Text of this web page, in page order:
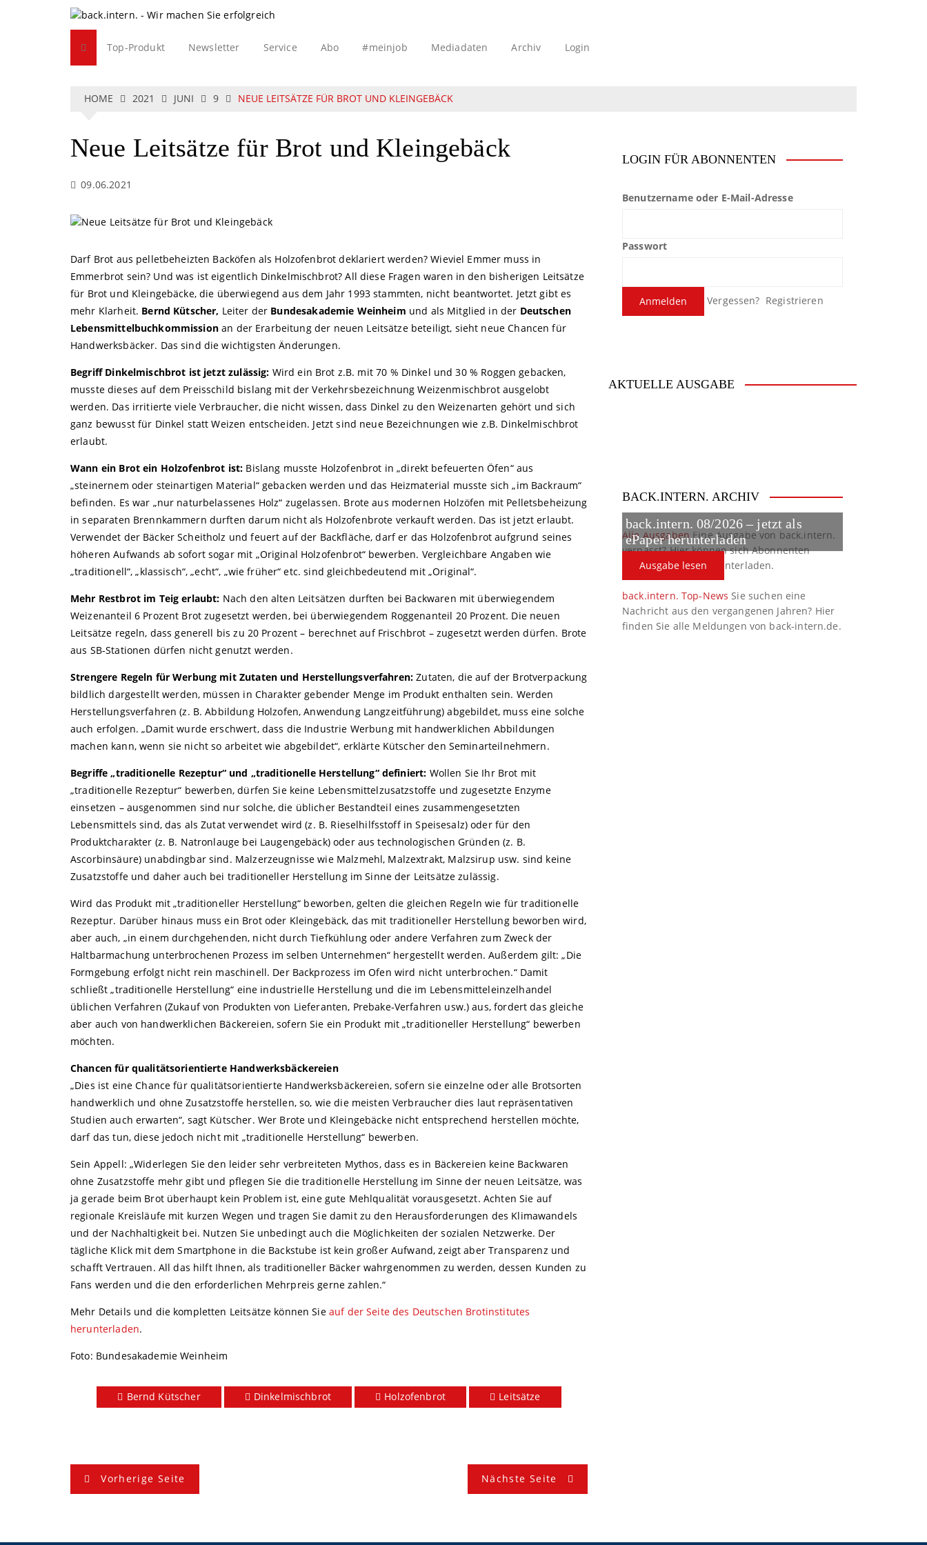
Top-Produkt Newsletter Service Abo #meinjob Mediadaten Archiv Login
HOME 2021 JUNI 9 NEUE LEITSÄTZE FÜR BROT UND KLEINGEBÄCK
Neue Leitsätze für Brot und Kleingebäck
09.06.2021
Darf Brot aus pelletbeheizten Backöfen als Holzofenbrot deklariert werden? Wieviel Emmer muss in
Emmerbrot sein? Und was ist eigentlich Dinkelmischbrot? All diese Fragen waren in den bisherigen Leitsätze
für Brot und Kleingebäcke, die überwiegend aus dem Jahr 1993 stammten, nicht beantwortet. Jetzt gibt es
mehr Klarheit. Bernd Kütscher, Leiter der Bundesakademie Weinheim und als Mitglied in der Deutschen
Lebensmittelbuch­kommissionan der Erarbeitung der neuen Leitsätze beteiligt, sieht neue Chancen für
Handwerksbäcker. Das sind die wichtigsten Änderungen.
Begriff Dinkelmischbrot ist jetzt zulässig: Wird ein Brot z.B. mit 70 % Dinkel und 30 % Roggen gebacken,
musste dieses auf dem Preisschild bislang mit der Verkehrsbezeichnung Weizenmischbrot ausgelobt
werden. Das irritierte viele Verbraucher, die nicht wissen, dass Dinkel zu den Weizenarten gehört und sich
ganz bewusst für Dinkel statt Weizen entscheiden. Jetzt sind neue Bezeichnungen wie z.B. Dinkelmischbrot
erlaubt.
Wann ein Brot ein Holzofenbrot ist: Bislang musste Holzofenbrot in „direkt befeuerten Öfen“ aus
„steinernem oder steinartigen Material“ gebacken werden und das Heizmaterial musste sich „im Backraum“
befinden. Es war „nur naturbelassenes Holz“ zugelassen. Brote aus modernen Holzöfen mit Pelletsbeheizung
in separaten Brennkammern durften darum nicht als Holzofenbrote verkauft werden. Das ist jetzt erlaubt.
Verwendet der Bäcker Scheitholz und feuert auf der Backfläche, darf er das Holzofenbrot aufgrund seines
höheren Aufwands ab sofort sogar mit „Original Holzofenbrot“ bewerben. Vergleichbare Angaben wie
„traditionell“, „klassisch“, „echt“, „wie früher“ etc. sind gleichbedeutend mit „Original“.
Mehr Restbrot im Teig erlaubt: Nach den alten Leitsätzen durften bei Backwaren mit überwiegendem
Weizenanteil 6 Prozent Brot zugesetzt werden, bei überwiegendem Roggenanteil 20 Prozent. Die neuen
Leitsätze regeln, dass generell bis zu 20 Prozent – berechnet auf Frischbrot – zugesetzt werden dürfen. Brote
aus SB-Stationen dürfen nicht genutzt werden.
Strengere Regeln für Werbung mit Zutaten und Herstellungsverfahren: Zutaten, die auf der Brotverpackung
bildlich dargestellt werden, müssen in Charakter gebender Menge im Produkt enthalten sein. Werden
Herstellungsverfahren (z. B. Abbildung Holzofen, Anwendung Langzeitführung) abgebildet, muss eine solche
auch erfolgen. „Damit wurde erschwert, dass die Industrie Werbung mit handwerklichen Abbildungen
machen kann, wenn sie nicht so arbeitet wie abgebildet“, erklärte Kütscher den Seminarteilnehmern.
Begriffe „traditionelle Rezeptur“ und „traditionelle Herstellung“ definiert: Wollen Sie Ihr Brot mit
„traditionelle Rezeptur“ bewerben, dürfen Sie keine Lebensmittelzusatzstoffe und zugesetzte Enzyme
einsetzen – ausgenommen sind nur solche, die üblicher Bestandteil eines zusammengesetzten
Lebensmittels sind, das als Zutat verwendet wird (z. B. Rieselhilfsstoff in Speisesalz) oder für den
Produktcharakter (z. B. Natronlauge bei Laugengebäck) oder aus technologischen Gründen (z. B.
Ascorbinsäure) unabdingbar sind. Malzerzeugnisse wie Malzmehl, Malzextrakt, Malzsirup usw. sind keine
Zusatzstoffe und daher auch bei traditioneller Herstellung im Sinne der Leitsätze zulässig.
Wird das Produkt mit „traditioneller Herstellung“ beworben, gelten die gleichen Regeln wie für traditionelle
Rezeptur. Darüber hinaus muss ein Brot oder Kleingebäck, das mit traditioneller Herstellung beworben wird,
aber auch, „in einem durchgehenden, nicht durch Tiefkühlung oder andere Verfahren zum Zweck der
Haltbarmachung unterbrochenen Prozess im selben Unternehmen“ hergestellt werden. Außerdem gilt: „Die
Formgebung erfolgt nicht rein maschinell. Der Backprozess im Ofen wird nicht unterbrochen.“ Damit
schließt „traditionelle Herstellung“ eine industrielle Herstellung und die im Lebensmitteleinzelhandel
üblichen Verfahren (Zukauf von Produkten von Lieferanten, Prebake-Verfahren usw.) aus, fordert das gleiche
aber auch von handwerklichen Bäckereien, sofern Sie ein Produkt mit „traditioneller Herstellung“ bewerben
möchten.
Chancen für qualitätsorientierte Handwerksbäckereien
„Dies ist eine Chance für qualitätsorientierte Handwerksbäckereien, sofern sie einzelne oder alle Brotsorten
handwerklich und ohne Zusatzstoffe herstellen, so, wie die meisten Verbraucher dies laut repräsentativen
Studien auch erwarten“, sagt Kütscher. Wer Brote und Kleingebäcke nicht entsprechend herstellen möchte,
darf das tun, diese jedoch nicht mit „traditionelle Herstellung“ bewerben.
Sein Appell: „Widerlegen Sie den leider sehr verbreiteten Mythos, dass es in Bäckereien keine Backwaren
ohne Zusatzstoffe mehr gibt und pflegen Sie die traditionelle Herstellung im Sinne der neuen Leitsätze, was
ja gerade beim Brot überhaupt kein Problem ist, eine gute Mehlqualität vorausgesetzt. Achten Sie auf
regionale Kreisläufe mit kurzen Wegen und tragen Sie damit zu den Herausforderungen des Klimawandels
und der Nachhaltigkeit bei. Nutzen Sie unbedingt auch die Möglichkeiten der sozialen Netzwerke. Der
tägliche Klick mit dem Smartphone in die Backstube ist kein großer Aufwand, zeigt aber Transparenz und
schafft Vertrauen. All das hilft Ihnen, als traditioneller Bäcker wahrgenommen zu werden, dessen Kunden zu
Fans werden und die den erforderlichen Mehrpreis gerne zahlen.“
Mehr Details und die kompletten Leitsätze können Sie auf der Seite des Deutschen Brotinstitutes
herunterladen.
Foto: Bundesakademie Weinheim
Bernd Kütscher Dinkelmischbrot Holzofenbrot Leitsätze
e
Vorherige Seite Nächste Seite
LOGIN FÜR ABONNENTEN
Benutzername oder E-Mail-Adresse
Passwort
Vergessen? Registrieren
AKTUELLE AUSGABE
back.intern. 08/2026 – jetzt als
ePaper herunterladen
Ausgabe lesen
BACK.INTERN. ARCHIV
Alle AusgabenEine Ausgabe von back.intern.
verpasst? Hier können sich Abonnenten
ältere Ausgaben herunterladen.
back.intern. Top-News Sie suchen eine
Nachricht aus den vergangenen Jahren? Hier
finden Sie alle Meldungen von back-intern.de.